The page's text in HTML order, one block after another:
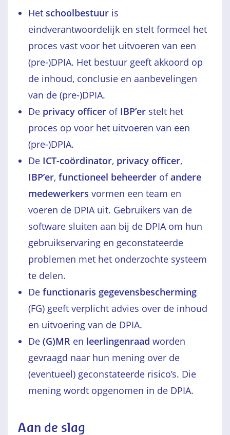
Het schoolbestuur is
eindverantwoordelijk en stelt formeel het
proces vast voor het uitvoeren van een
(pre-)DPIA. Het bestuur geeft akkoord op
de inhoud, conclusie en aanbevelingen
van de (pre-)DPIA.
De privacy officer of IBP’er stelt het
proces op voor het uitvoeren van een
(pre-)DPIA.
De ICT-coördinator, privacy officer,
IBP’er, functioneel beheerder ofandere
medewerkers vormen een team en
voeren de DPIA uit. Gebruikers van de
software sluiten aan bij de DPIA om hun
gebruikservaring en geconstateerde
problemen met het onderzochte systeem
te delen.
De functionaris gegevensbescherming
(FG) geeft verplicht advies over de inhoud
en uitvoering van de DPIA.
De (G)MR en leerlingenraad worden
gevraagd naar hun mening over de
(eventueel) geconstateerde risico’s. Die
mening wordt opgenomen in de DPIA.
Aan de slag